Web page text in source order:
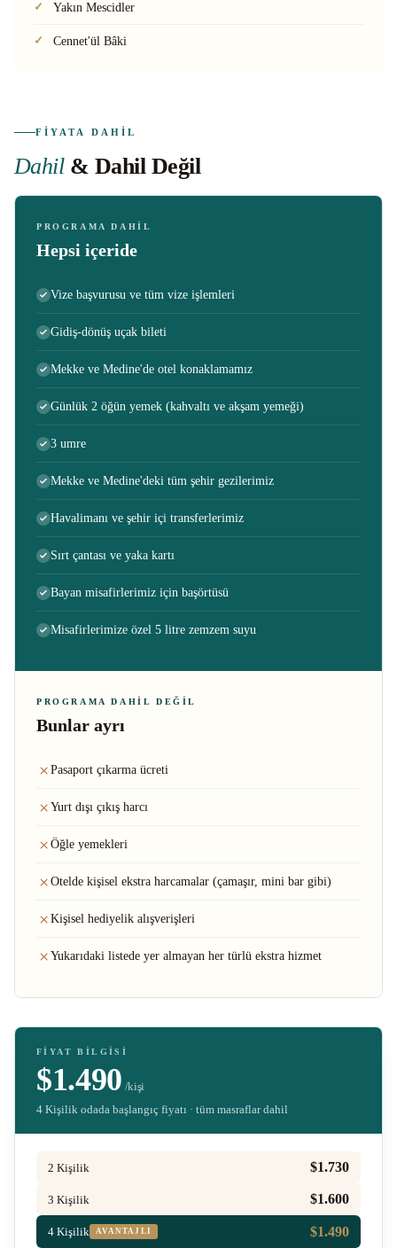
Yakın Mescidler
Cennet'ül Bâki
FIYATA DAHIL
Dahil& Dahil Değil
PROGRAMA DAHIL
Hepsi içeride
Vize başvurusu ve tüm vize işlemleri
Gidiş-dönüş uçak bileti
Mekke ve Medine'de otel konaklamamız
Günlük 2 öğün yemek (kahvaltı ve akşam yemeği)
3 umre
Mekke ve Medine'deki tüm şehir gezilerimiz
Havalimanı ve şehir içi transferlerimiz
Sırt çantası ve yaka kartı
Bayan misafirlerimiz için başörtüsü
Misafirlerimize özel 5 litre zemzem suyu
PROGRAMA DAHIL DEĞIL
Bunlar ayrı
Pasaport çıkarma ücreti
Yurt dışı çıkış harcı
Öğle yemekleri
Otelde kişisel ekstra harcamalar (çamaşır, mini bar gibi)
Kişisel hediyelik alışverişleri
Yukarıdaki listede yer almayan her türlü ekstra hizmet
FIYAT BILGISI
$1.490 /kişi
4 Kişilik odada başlangıç fiyatı · tüm masraflar dahil
2 Kişilik $1.730
3 Kişilik $1.600
4 Kişilik AVANTAJLI $1.490